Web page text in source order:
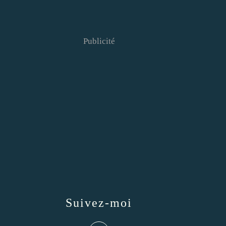
Suivez-moi
Publicité